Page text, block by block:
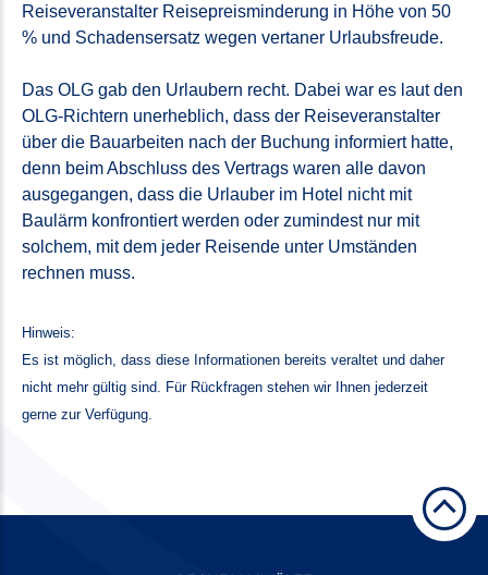
Reiseveranstalter Reisepreisminderung in Höhe von 50
% und Schadensersatz wegen vertaner Urlaubsfreude.
Das OLG gab den Urlaubern recht. Dabei war es laut den
OLG-Richtern unerheblich, dass der Reiseveranstalter
über die Bauarbeiten nach der Buchung informiert hatte,
denn beim Abschluss des Vertrags waren alle davon
ausgegangen, dass die Urlauber im Hotel nicht mit
Baulärm konfrontiert werden oder zumindest nur mit
solchem, mit dem jeder Reisende unter Umständen
rechnen muss.
Hinweis:
Es ist möglich, dass diese Informationen bereits veraltet und daher
nicht mehr gültig sind. Für Rückfragen stehen wir Ihnen jederzeit
gerne zur Verfügung.